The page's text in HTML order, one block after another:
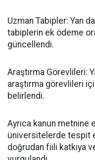
​Uzman Tabipler: Yan
tabiplerin ek ödeme
güncellendi.
​Araştırma Görevlileri:
araştırma görevlileri
belirlendi.
​Ayrıca kanun metnine
üniversitelerde tespit
doğrudan fiili katkıya